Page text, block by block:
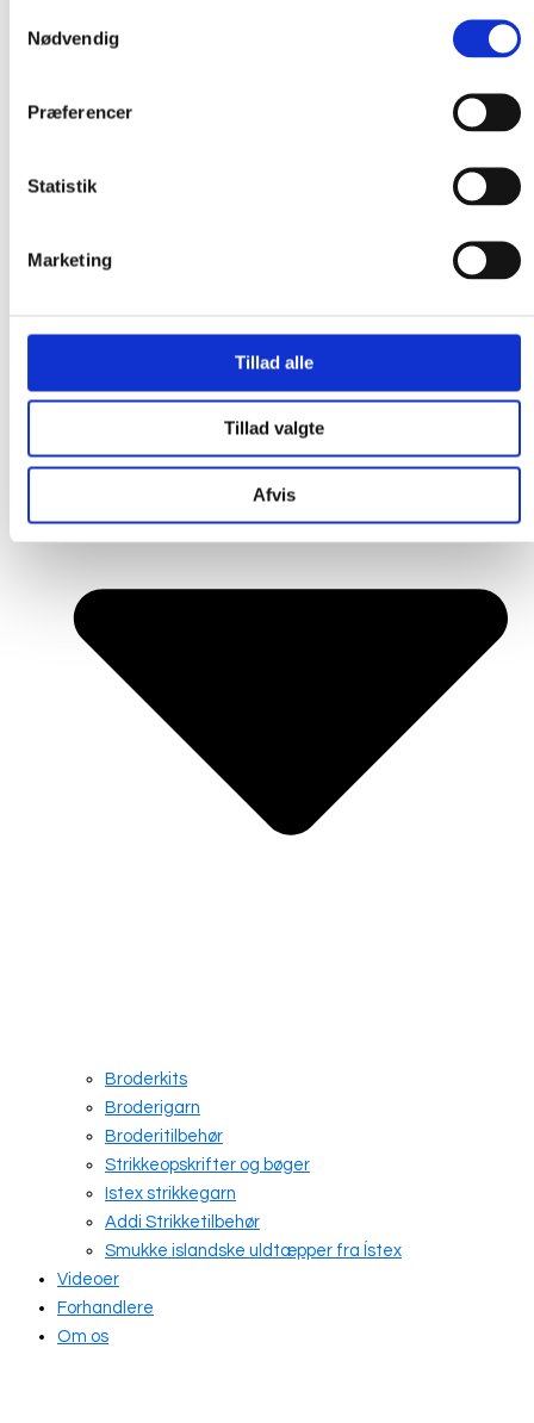
Nødvendig
Præferencer
Statistik
Marketing
Tillad alle
Tillad valgte
Afvis
Broderkits
Broderigarn
Broderitilbehør
Strikkeopskrifter og bøger
Istex strikkegarn
Addi Strikketilbehør
Smukke islandske uldtæpper fra Ístex
Videoer
Forhandlere
Om os